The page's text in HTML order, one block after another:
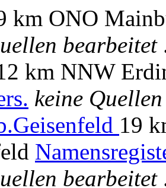
km ONO
bearbeitet
km NNW
keine
19
bearbeitet